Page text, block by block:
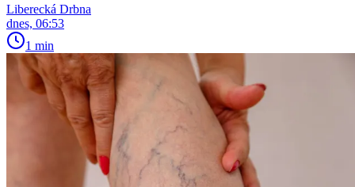
Liberecká Drbna
dnes, 06:53
1 min